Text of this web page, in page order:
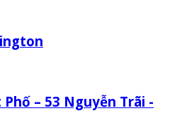
– 53 Nguyễn Trãi -